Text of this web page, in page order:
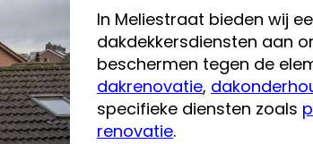
In Meliestraat bieden wij
dakdekkersdiensten aan
beschermen tegen de
dakrenovatie,
specifieke diensten zoals
renovatie.